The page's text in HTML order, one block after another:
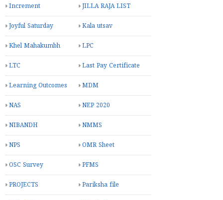
Increment JILLA RAJA LIST
Joyful Saturday Kala utsav
Khel Mahakumbh LPC
LTC Last Pay Certificate
Learning Outcomes MDM
NAS NEP 2020
NIBANDH NMMS
NPS OMR Sheet
OSC Survey PFMS
PROJECTS Pariksha file